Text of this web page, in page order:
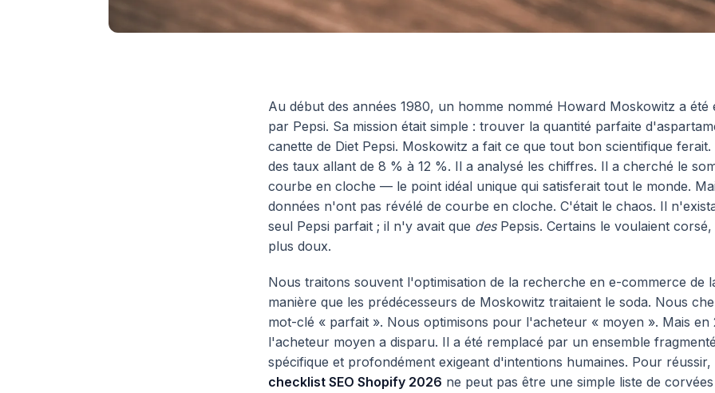
Au début des années 1980, un homme nommé Howard Moskowitz a été
par Pepsi. Sa mission était simple : trouver la quantité parfaite
canette de Diet Pepsi. Moskowitz a fait ce que tout bon scientifique ferait.
des taux allant de 8 % à 12 %. Il a analysé les chiffres. Il a cherché le
courbe en cloche — le point idéal unique qui satisferait tout le monde.
données n'ont pas révélé de courbe en cloche. C'était le chaos. Il
seul Pepsi parfait ; il n'y avait que desPepsis. Certains le voulaient
plus doux.
Nous traitons souvent l'optimisation de la recherche en e-commerce de
manière que les prédécesseurs de Moskowitz traitaient le soda. Nous
mot-clé « parfait ». Nous optimisons pour l'acheteur « moyen ». Mais en
l'acheteur moyen a disparu. Il a été remplacé par un ensemble
spécifique et profondément exigeant d'intentions humaines. Pour
checklist SEO Shopify 2026 ne peut pas être une simple liste de